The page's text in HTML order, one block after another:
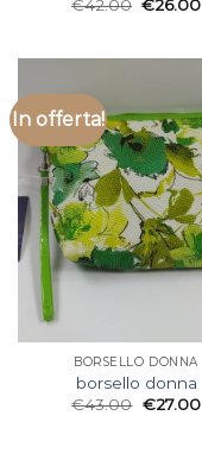
€42.00 €26.00
In offerta!
BORSELLO DONNA
borsello donna
€43.00 €27.00